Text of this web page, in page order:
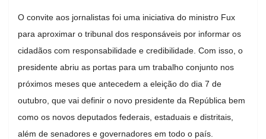
O convite aos jornalistas foi uma iniciativa do ministro Fux
para aproximar o tribunal dos responsáveis por informar os
cidadãos com responsabilidade e credibilidade. Com isso, o
presidente abriu as portas para um trabalho conjunto nos
próximos meses que antecedem a eleição do dia 7 de
outubro, que vai definir o novo presidente da República bem
como os novos deputados federais, estaduais e distritais,
além de senadores e governadores em todo o país.